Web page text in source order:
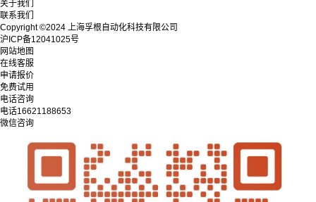
关于我们
联系我们
Copyright ©2024 上海孚根自动化科技有限公司
沪ICP备12041025号
网站地图
在线客服
申请报价
免费试用
电话咨询
电话16621188653
微信咨询